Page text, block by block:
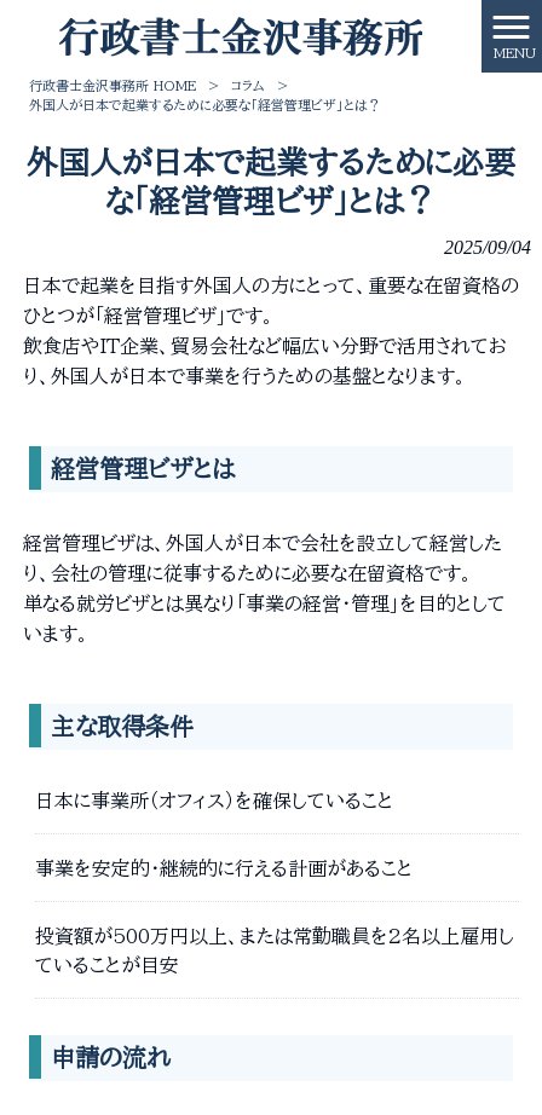
MENU
行政書士金沢事務所 HOME > コラム
>
外国人が日本で起業するために必要な「経営管理ビザ」とは？
外国人が日本で起業するために必要
な「経営管理ビザ」とは？
2025/09/04
日本で起業を目指す外国人の方にとって、重要な在留資格の
ひとつが「経営管理ビザ」です。
飲食店やIT企業、貿易会社など幅広い分野で活用されてお
り、外国人が日本で事業を行うための基盤となります。
経営管理ビザとは
経営管理ビザは、外国人が日本で会社を設立して経営した
り、会社の管理に従事するために必要な在留資格です。
単なる就労ビザとは異なり「事業の経営・管理」を目的として
います。
主な取得条件
日本に事業所（オフィス）を確保していること
事業を安定的・継続的に行える計画があること
投資額が500万円以上、または常勤職員を2名以上雇用し
ていることが目安
申請の流れ